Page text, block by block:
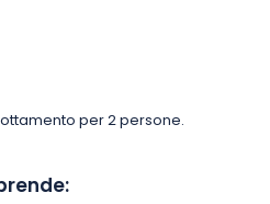
turistici da visitare.
in un ambiente ricco di
piaceri dei sensi.
per 2 persone.